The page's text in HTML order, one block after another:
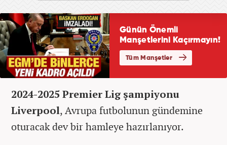
2024-2025 Premier Lig şampiyonu
Liverpool, Avrupa futbolunun gündemine
oturacak dev bir hamleye hazırlanıyor.